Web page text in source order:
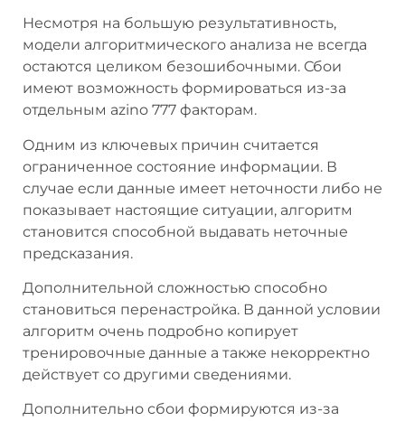
Несмотря на большую результативность,
модели алгоритмического анализа не всегда
остаются целиком безошибочными. Сбои
имеют возможность формироваться из-за
отдельным azino 777 факторам.
Одним из ключевых причин считается
ограниченное состояние информации. В
случае если данные имеет неточности либо не
показывает настоящие ситуации, алгоритм
становится способной выдавать неточные
предсказания.
Дополнительной сложностью способно
становиться перенастройка. В данной условии
алгоритм очень подробно копирует
тренировочные данные а также некорректно
действует со другими сведениями.
Дополнительно сбои формируются из-за